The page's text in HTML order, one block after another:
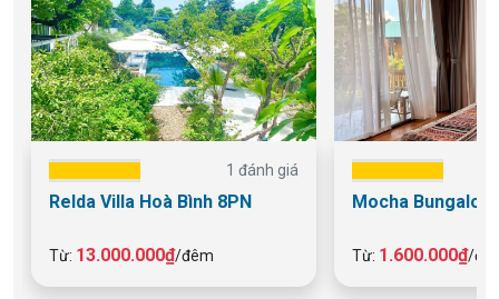
1 đánh giá
Relda Villa Hoà Bình 8PN
Từ: 13.000.000₫/đêm
Mocha Bungalow
Từ: 1.600.000₫/